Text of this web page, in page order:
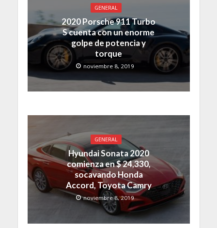
GENERAL
2020 Porsche 911 Turbo
S cuenta con un enorme
golpe de potencia y
torque
noviembre 8, 2019
GENERAL
Hyundai Sonata 2020
comienza en $ 24,330,
socavando Honda
Accord, Toyota Camry
noviembre 8, 2019